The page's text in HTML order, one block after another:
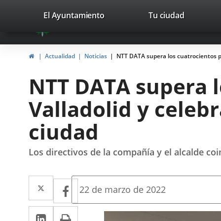
Portal
Web
del
Valladolid
avaTop
valladolid.es
El Ayuntamiento Tu ciudad
HomeActualidad Noticias NTT DATA supera los cuatrocientos
NTT DATA
Valladolid y
ciudad
Los directivos de la compañía y el alcalde
Twitter
Enlace
a
una
Facebook
Enlace
a
Linkedin
Enlace
Fecha
la
22 de marzo de 2022